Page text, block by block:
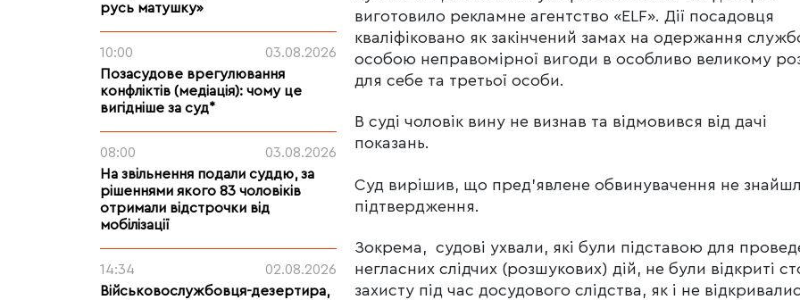
русь матушку»
10:00
03.08.2026
Позасудове врегулювання
конфліктів (медіація): чому це
вигідніше за суд*
08:00
03.08.2026
На звільнення подали суддю, за
рішеннями якого 83 чоловіків
отримали відстрочки від
мобілізації
14:34
02.08.2026
Військовослужбовця-дезертира,
виготовило рекламне агентство «ELF». Дії посадовця
кваліфіковано як закінчений замах на одержання
особою неправомірної вигоди в особливо великому
для себе та третьої особи.
В суді чоловік вину не визнав та відмовився від дачі
показань.
Суд вирішив, що пред’явлене обвинувачення не
підтвердження.
Зокрема, судові ухвали, які були підставою для
негласних слідчих (розшукових) дій, не були відкриті
захисту під час досудового слідства, як і не